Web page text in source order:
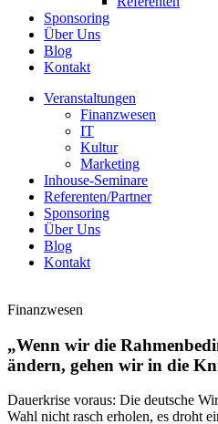
Sponsoring
Über Uns
Blog
Kontakt
Veranstaltungen
Finanzwesen
IT
Kultur
Marketing
Inhouse-Seminare
Referenten/Partner
Sponsoring
Über Uns
Blog
Kontakt
Finanzwesen
„Wenn wir die
ändern, gehen wir in die
Dauerkrise voraus: Die deutsche
Wahl nicht rasch erholen, es droht